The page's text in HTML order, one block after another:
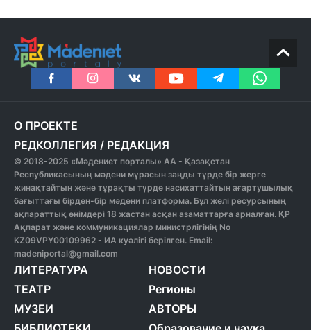
О ПРОЕКТЕ
РЕДКОЛЛЕГИЯ / РЕДАКЦИЯ
© 2018-2025 «Мәдениет порталы» АА - Қазақстан
Республикасының мәдени мұрасын заңды түрде бір жерге
жинақтайтын және тұрақты түрде насихаттайтын ағартушылық
бағыттағы бірден-бір мәдени платформа. Бұл желі ресурсының
ақпараттық өнімдері 18 жастан асқан азаматтарға арналған. ҚР
Ақпарат және коммуникациялар министрлігінің No
KZ09VPY00109962 - ИА куәлігі берілген. Email:
madeniportal@gmail.com
ЛИТЕРАТУРА
ТЕАТР
МУЗЕИ
НОВОСТИ
Регионы
АВТОРЫ